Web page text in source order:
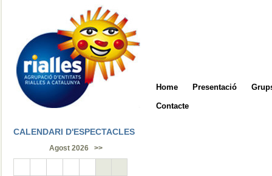
Home Presentació
Contacte
CALENDARI D'ESPECTACLES
Agost 2026 >>